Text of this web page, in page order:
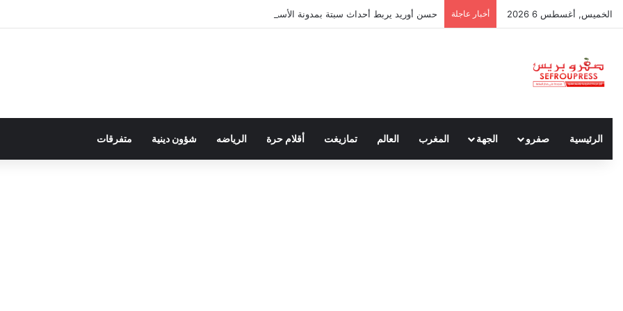
الخميس, أغسطس 6 2026 أخبار عاجلة حسن أوريد يربط أحداث سبتة بمدونة الأسرة في قراءة للتحولات الاجتماعية
الرئيسية صفرو الجهة المغرب العالم تمازيغت أقلام حرة الرياضه شؤون دينية متفرقات